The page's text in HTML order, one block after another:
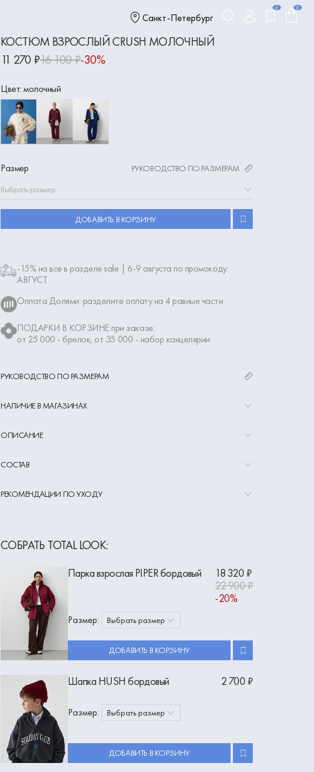
Санкт-Петербург
0 0
КОСТЮМ ВЗРОСЛЫЙ CRUSH МОЛОЧНЫЙ
11 270 ₽16 100 ₽-30%
Цвет: молочный
Размер
РУКОВОДСТВО ПО РАЗМЕРАМ
Выбрать размер
ДОБАВИТЬ В КОРЗИНУ
-15% на все в разделе sale | 6-9 августа по промокоду:
АВГУСТ
Оплата Долями: разделите оплату на 4 равные части
ПОДАРКИ В КОРЗИНЕ при заказе:
от 25 000 - брелок, от 35 000 - набор канцелярии
РУКОВОДСТВО ПО РАЗМЕРАМ
НАЛИЧИЕ В МАГАЗИНАХ
ОПИСАНИЕ
СОСТАВ
РЕКОМЕНДАЦИИ ПО УХОДУ
СОБРАТЬ TOTAL LOOK:
Парка взрослая PIPER бордовый
18 320 ₽
22 900 ₽
-20%
Размер: Выбрать размер
ДОБАВИТЬ В КОРЗИНУ
Шапка HUSH бордовый 2 700 ₽
Размер: Выбрать размер
ДОБАВИТЬ В КОРЗИНУ